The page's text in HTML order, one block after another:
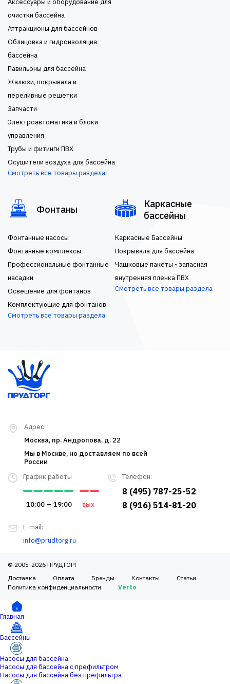
Аксессуары и оборудование для
очистки бассейна
Аттракционы для бассейнов
Облицовка и гидроизоляция
бассейна
Павильоны для бассейна
Жалюзи, покрывала и
переливные решетки
Запчасти
Электроавтоматика и блоки
управления
Трубы и фитинги ПВХ
Осушители воздуха для бассейна
Смотреть все товары раздела
Фонтаны
Фонтанные насосы
Фонтанные комплексы
Профессиональные фонтанные
насадки
Освещение для фонтанов
Комплектующие для фонтанов
Смотреть все товары раздела
Каркасные
бассейны
Каркасные Бассейны
Покрывала для бассейна
Чашковые пакеты - запасная
внутренняя пленка ПВХ
Смотреть все товары раздела
Телефон:
8 (495) 787-25-52
8 (916) 514-81-20
График работы
10:00 — 19:00 вых
E-mail:
info@prudtorg.ru
Адрес:
Москва, пр. Андропова, д. 22
Мы в Москве, но доставляем по всей
России
© 2005-2026 ПРУДТОРГ
Доставка
Оплата Бренды Контакты
Статьи
Политика конфиденциальности
Verto
Главная
Бассейны
Насосы для бассейна
Насосы для бассейна с префильтром
Насосы для бассейна без префильтра